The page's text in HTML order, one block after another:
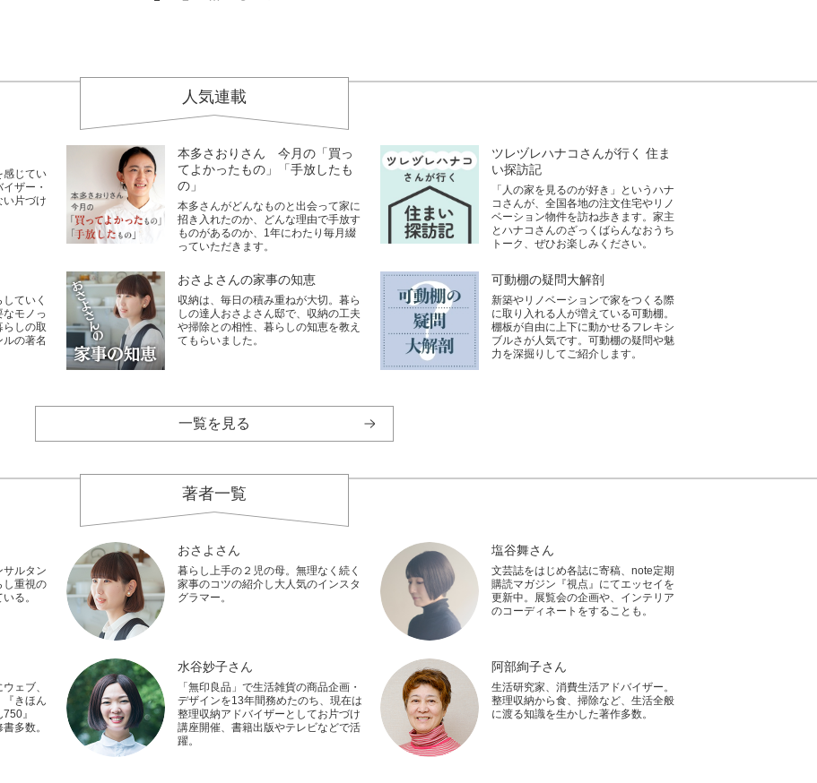
人気連載
感じてい
ザー・
い片づけ
本多さおりさん 今月の「買っ
てよかったもの」「手放したも
の」
本多さんがどんなものと出会って家に
招き入れたのか、どんな理由で手放す
ものがあるのか、1年にわたり毎月綴
っていただきます。
ツレヅレハナコさんが行く 住ま
い探訪記
「人の家を見るのが好き」というハナ
コさんが、全国各地の注文住宅やリノ
ベーション物件を訪ね歩きます。家主
とハナコさんのざっくばらんなおうち
トーク、ぜひお楽しみください。
ていく
なモノっ
らしの取
の著名
おさよさんの家事の知恵
収納は、毎日の積み重ねが大切。暮ら
しの達人おさよさん邸で、収納の工夫
や掃除との相性、暮らしの知恵を教え
てもらいました。
可動棚の疑問大解剖
新築やリノベーションで家をつくる際
に取り入れる人が増えている可動棚。
棚板が自由に上下に動かせるフレキシ
ブルさが人気です。可動棚の疑問や魅
力を深掘りしてご紹介します。
一覧を見る
著者一覧
サルタン
し重視の
る。
おさよさん
暮らし上手の２児の母。無理なく続く
家事のコツの紹介し大人気のインスタ
グラマー。
塩谷舞さん
文芸誌をはじめ各誌に寄稿、note定期
購読マガジン『視点』にてエッセイを
更新中。展覧会の企画や、インテリア
のコーディネートをすることも。
ェブ、
『きほん
』
多数。
水谷妙子さん
「無印良品」で生活雑貨の商品企画・
デザインを13年間務めたのち、現在は
整理収納アドバイザーとしてお片づけ
講座開催、書籍出版やテレビなどで活
躍。
阿部絢子さん
生活研究家、消費生活アドバイザー。
整理収納から食、掃除など、生活全般
に渡る知識を生かした著作多数。